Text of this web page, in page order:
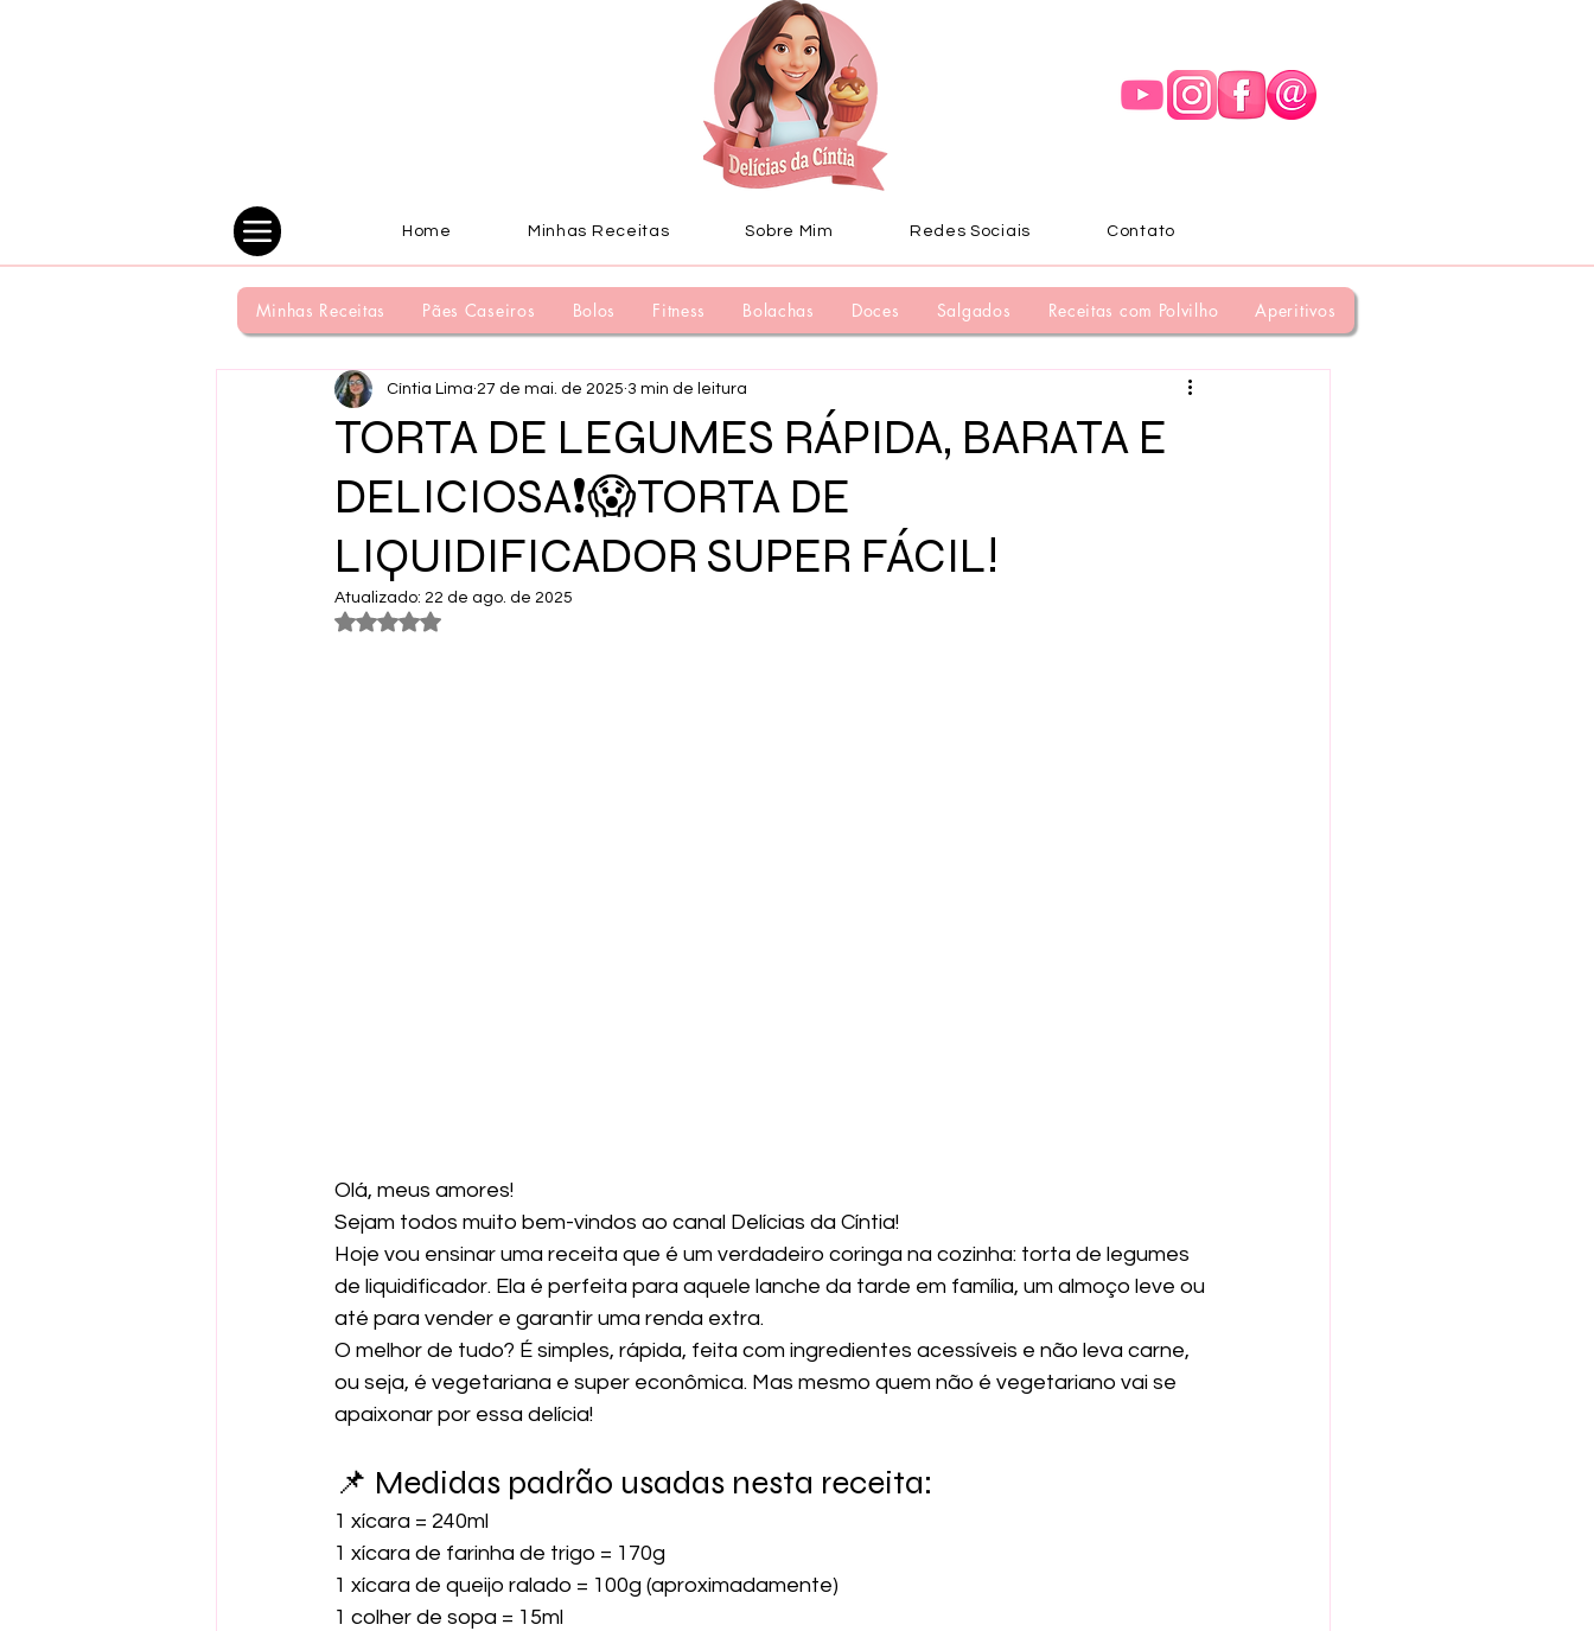
Home Minhas Receitas Sobre Mim Redes Sociais Contato
Minhas Receitas Pães Caseiros Bolos Fitness Bolachas Doces Salgados Receitas com Polvilho Aperitivos
TORTA DE LEGUMES RÁPIDA, BARATA E
DELICIOSA❗😱TORTA DE
LIQUIDIFICADOR SUPER FÁCIL!
Cíntia Lima 27 de mai. de 2025 3 min de leitura
Atualizado: 22 de ago. de 2025
Avaliado com NaN de 5 estrelas.
Olá, meus amores!
Sejam todos muito bem-vindos ao canal Delícias da Cíntia!
Hoje vou ensinar uma receita que é um verdadeiro coringa na cozinha: torta de legumes
de liquidificador. Ela é perfeita para aquele lanche da tarde em família, um almoço leve ou
até para vender e garantir uma renda extra.
O melhor de tudo? É simples, rápida, feita com ingredientes acessíveis e não leva carne,
ou seja, é vegetariana e super econômica. Mas mesmo quem não é vegetariano vai se
apaixonar por essa delícia!
📌 Medidas padrão usadas nesta receita:
1 xícara = 240ml
1 xícara de farinha de trigo = 170g
1 xícara de queijo ralado = 100g (aproximadamente)
1 colher de sopa = 15ml